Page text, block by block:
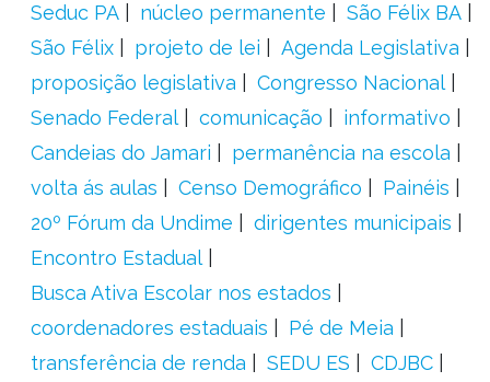
Seduc PA
núcleo permanente
São Félix BA
São Félix
projeto de lei
Agenda Legislativa
proposição legislativa
Congresso Nacional
Senado Federal
comunicação
informativo
Candeias do Jamari
permanência na escola
volta ás aulas
Censo Demográfico
Painéis
20º Fórum da Undime
dirigentes municipais
Encontro Estadual
Busca Ativa Escolar nos estados
coordenadores estaduais
Pé de Meia
transferência de renda
SEDU ES
CDJBC